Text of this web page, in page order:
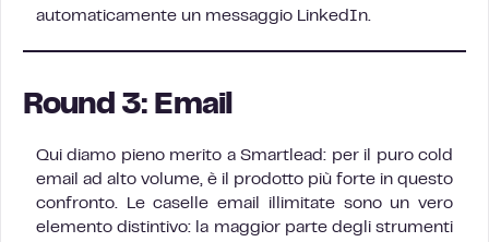
automaticamente un messaggio LinkedIn.
Round 3: Email
Qui diamo pieno merito a Smartlead: per il puro cold
email ad alto volume, è il prodotto più forte in questo
confronto. Le caselle email illimitate sono un vero
elemento distintivo: la maggior parte degli strumenti